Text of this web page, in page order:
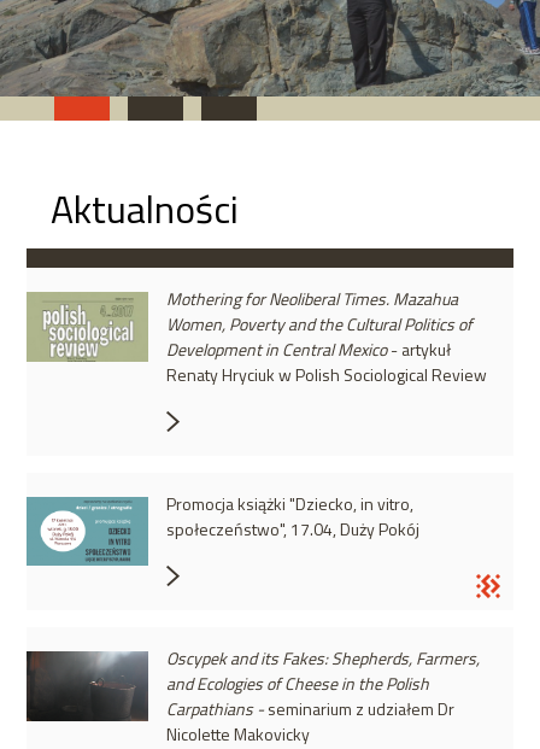
Aktualności
Mothering for Neoliberal Times. Mazahua
Women, Poverty and the Cultural Politics of
Development in Central Mexico- artykuł
Renaty Hryciuk w Polish Sociological Review
Promocja książki "Dziecko, in vitro,
społeczeństwo", 17.04, Duży Pokój
Oscypek and its Fakes: Shepherds, Farmers,
and Ecologies of Cheese in the Polish
Carpathians -seminarium z udziałem Dr
Nicolette Makovicky